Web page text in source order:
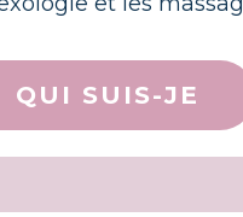
QUI SUIS-JE